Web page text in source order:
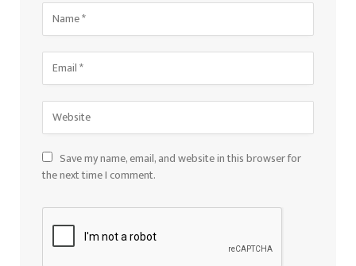
Save my name, email, and website in this browser for
the next time I comment.